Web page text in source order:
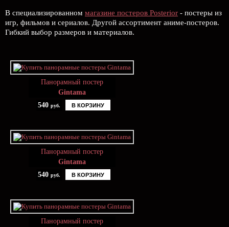
В специализированном магазине постеров Posterior - постеры из
игр, фильмов и сериалов. Другой ассортимент аниме-постеров.
Гибкий выбор размеров и материалов.
Панорамный постер
Gintama
540 руб. В КОРЗИНУ
Панорамный постер
Gintama
540 руб. В КОРЗИНУ
Панорамный постер